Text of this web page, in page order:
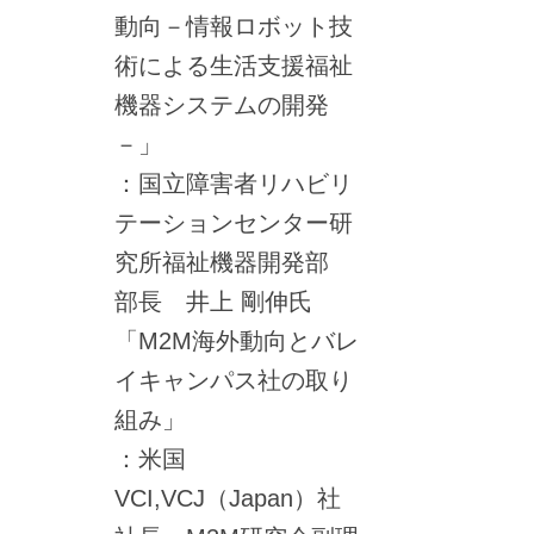
動向－情報ロボット技
術による生活支援福祉
機器システムの開発
－」
：国立障害者リハビリ
テーションセンター研
究所福祉機器開発部
部長 井上 剛伸氏
「M2M海外動向とバレ
イキャンパス社の取り
組み」
：米国
VCI,VCJ（Japan）社